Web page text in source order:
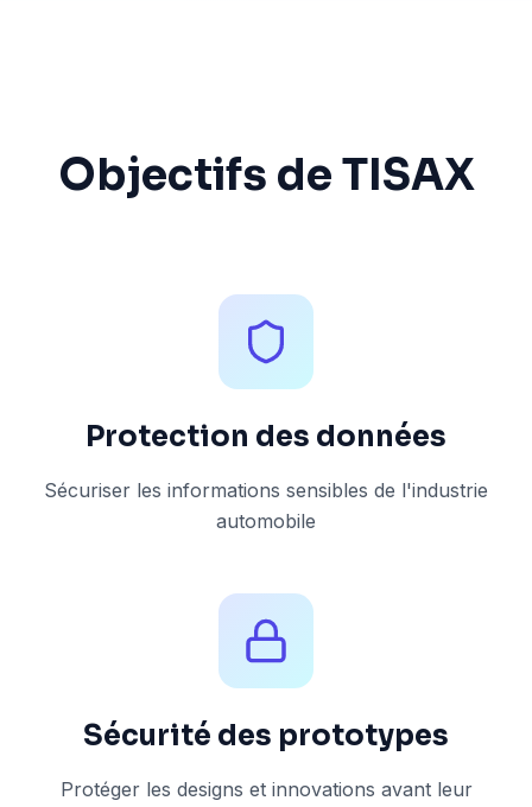
Objectifs de TISAX
Protection des données
Sécuriser les informations sensibles de l'industrie
automobile
Sécurité des prototypes
Protéger les designs et innovations avant leur